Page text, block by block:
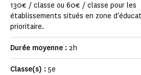
130€ / classe ou 60€ / classe pour les
établissements situés en zone
prioritaire.
Durée moyenne : 2h
Classe(s) : 5e